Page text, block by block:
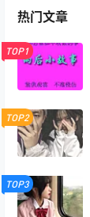
热门文章
TOP1
TOP2
TOP3